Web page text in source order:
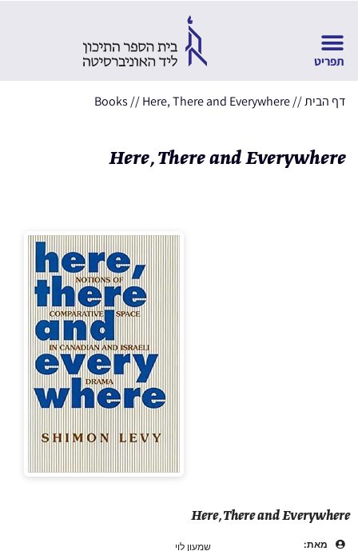
דף הבית//
Books //Here, There and Everywhere
Here, There and Everywhere
Here, There and Everywhere
מאת:
שמעון לוי